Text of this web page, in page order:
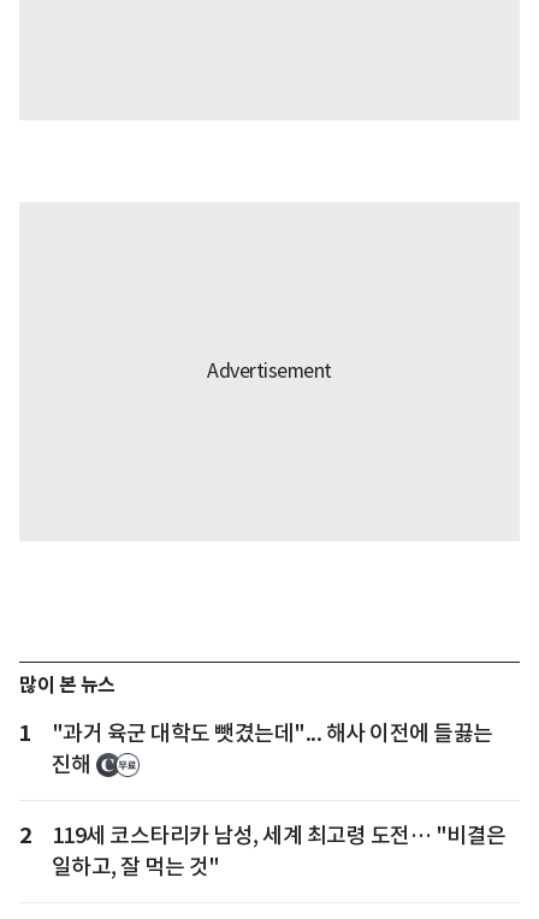
많이 본 뉴스
1
"과거 육군 대학도 뺏겼는데"... 해사 이전에 들끓는
진해
2
119세 코스타리카 남성, 세계 최고령 도전… "비결은
일하고, 잘 먹는 것"